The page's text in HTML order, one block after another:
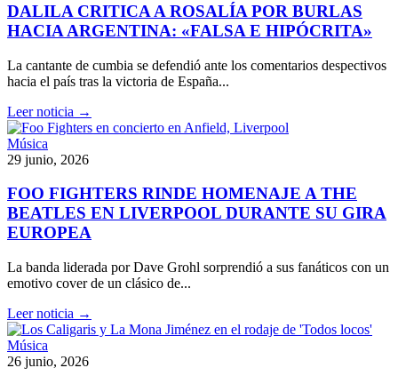
DALILA CRITICA A ROSALÍA POR BURLAS
HACIA ARGENTINA: «FALSA E HIPÓCRITA»
La cantante de cumbia se defendió ante los comentarios despectivos
hacia el país tras la victoria de España...
Leer noticia →
Música
29 junio, 2026
FOO FIGHTERS RINDE HOMENAJE A THE
BEATLES EN LIVERPOOL DURANTE SU GIRA
EUROPEA
La banda liderada por Dave Grohl sorprendió a sus fanáticos con un
emotivo cover de un clásico de...
Leer noticia →
Música
26 junio, 2026